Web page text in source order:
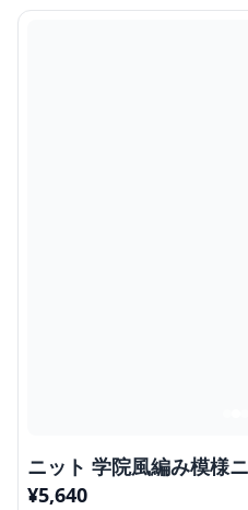
ニット 学院風編み模様
¥5,640